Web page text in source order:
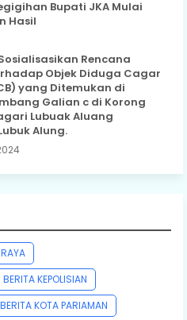
Bupati JKA Mulai
Hasil
Rencana
Objek Diduga Cagar
yang Ditemukan di
Galian c di Korong
Lubuak Aluang
Alung.
BERITA KEPOLISIAN
BERITA KOTA PARIAMAN